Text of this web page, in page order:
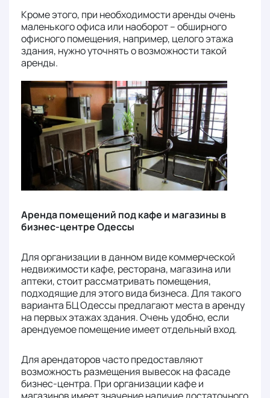
Кроме этого, при необходимости аренды очень
маленького офиса или наоборот – обширного
офисного помещения, например, целого этажа
здания, нужно уточнять о возможности такой
аренды.
Аренда помещений под кафе и магазины в
бизнес-центре Одессы
Для организации в данном виде коммерческой
недвижимости кафе, ресторана, магазина или
аптеки, стоит рассматривать помещения,
подходящие для этого вида бизнеса. Для такого
варианта БЦ Одессы предлагают места в аренду
на первых этажах здания. Очень удобно, если
арендуемое помещение имеет отдельный вход.
Для арендаторов часто предоставляют
возможность размещения вывесок на фасаде
бизнес-центра. При организации кафе и
магазинов имеет значение наличие достаточного